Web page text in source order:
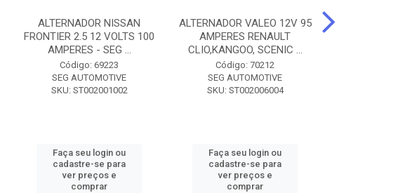
ALTERNADOR NISSAN
FRONTIER 2.5 12 VOLTS 100
AMPERES - SEG ...
Código: 69223
SEG AUTOMOTIVE
SKU: ST002001002
Faça seu login ou
cadastre-se para
ver preços e
comprar
ALTERNADOR VALEO 12V 95
AMPERES RENAULT
CLIO,KANGOO, SCENIC ...
Código: 70212
SEG AUTOMOTIVE
SKU: ST002006004
Faça seu login ou
cadastre-se para
ver preços e
comprar